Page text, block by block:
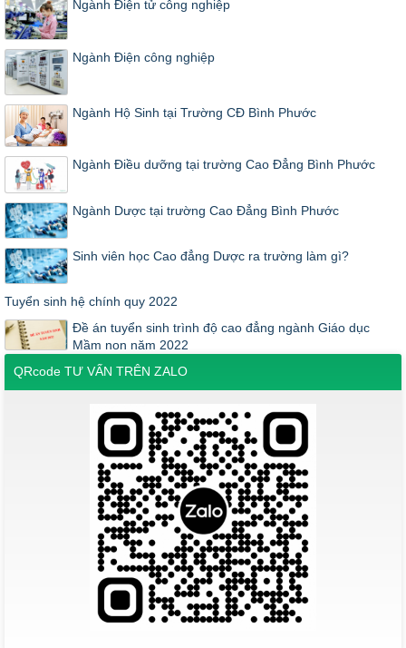
Ngành Điện tử công nghiệp
Ngành Điện công nghiệp
Ngành Hộ Sinh tại Trường CĐ Bình Phước
Ngành Điều dưỡng tại trường Cao Đẳng Bình Phước
Ngành Dược tại trường Cao Đẳng Bình Phước
Sinh viên học Cao đẳng Dược ra trường làm gì?
Tuyển sinh hệ chính quy 2022
Đề án tuyển sinh trình độ cao đẳng ngành Giáo dục
Mầm non năm 2022
QRcode TƯ VẤN TRÊN ZALO